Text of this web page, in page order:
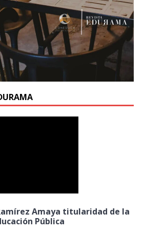
Amaya titularidad de la
Pública